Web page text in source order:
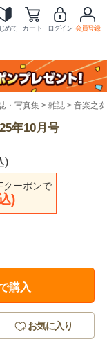
めて カート ログイン 会員登録
・写真集 雑誌 音楽之
年10月号
)
クーポンで
)
購入
お気に入り